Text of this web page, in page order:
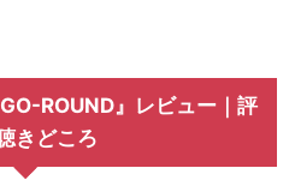
ROUND』レビュー｜評
きどころ